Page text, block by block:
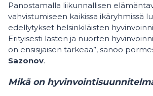
Panostamalla liikunnallisen
vahvistumiseen kaikissa ikäryhmissä
edellytykset helsinkiläisten
Erityisesti lasten ja nuorten
on ensisijaisen tärkeää”, sanoo
Sazonov.
Mikä on